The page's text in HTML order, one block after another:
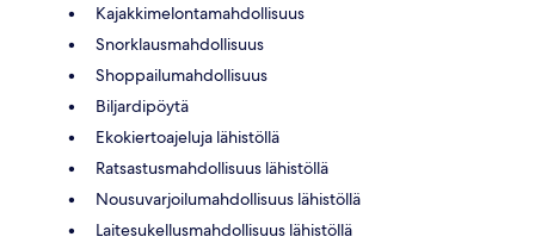
Kajakkimelontamahdollisuus
Snorklausmahdollisuus
Shoppailumahdollisuus
Biljardipöytä
Ekokiertoajeluja lähistöllä
Ratsastusmahdollisuus lähistöllä
Nousuvarjoilumahdollisuus lähistöllä
Laitesukellusmahdollisuus lähistöllä